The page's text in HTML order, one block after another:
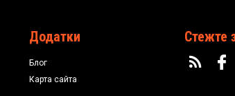
Додатки
Блог
Карта сайта
Стежте